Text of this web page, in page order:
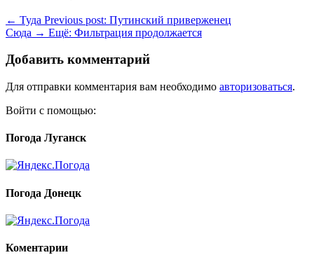
← Туда Previous post: Путинский приверженец
Сюда → Ещё: Фильтрация продолжается
Добавить комментарий
Для отправки комментария вам необходимо авторизоваться.
Войти с помощью:
Погода Луганск
Погода Донецк
Коментарии